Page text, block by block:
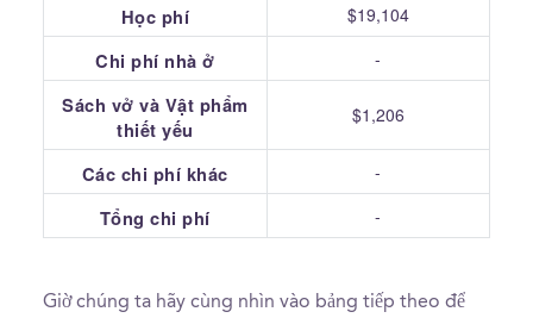
Học phí $19,104
Chi phí nhà ở -
Sách vở và Vật phẩm
thiết yếu
$1,206
Các chi phí khác -
Tổng chi phí -
Giờ chúng ta hãy cùng nhìn vào bảng tiếp theo để